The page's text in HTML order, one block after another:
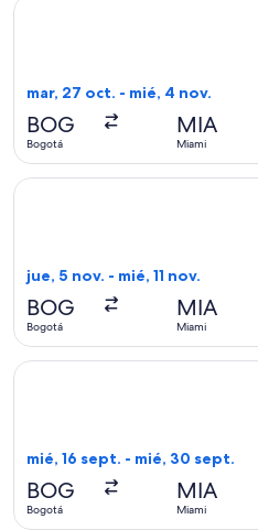
mar, 27 oct. - mié, 4 nov.
BOG
Bogotá
MIA
Miami
Seleccionar vuelo de Delta,
jue, 5 nov. - mié, 11 nov.
BOG
Bogotá
MIA
Miami
Seleccionar vuelo de
mié, 16 sept. - mié, 30 sept.
BOG
Bogotá
MIA
Miami
Seleccionar vuelo de LATAM